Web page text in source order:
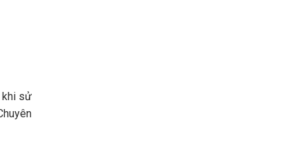
khi sử